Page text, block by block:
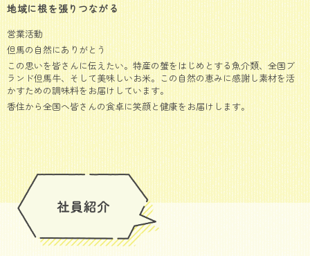
地域に根を張りつながる
営業活動
但馬の自然にありがとう
この思いを皆さんに伝えたい。特産の蟹をはじめとする魚介類、全国ブ
ランド但馬牛、そして美味しいお米。この自然の恵みに感謝し素材を活
かすための調味料をお届けしています。
香住から全国へ皆さんの食卓に笑顔と健康をお届けします。